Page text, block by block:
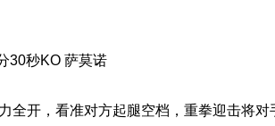
30秒KO 萨莫诺
全开，看准对方起腿空档，重拳迎击将